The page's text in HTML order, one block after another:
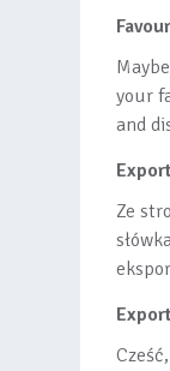
lub
listy,
your
and
Ze
nie